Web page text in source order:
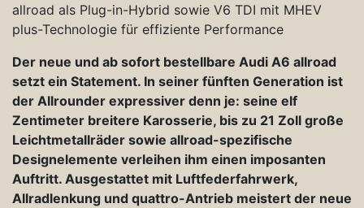
allroad als Plug-in-Hybrid sowie V6 TDI mit MHEV
plus-Technologie für effiziente Performance
Der neue und ab sofort bestellbare Audi A6 allroad
setzt ein Statement. In seiner fünften Generation ist
der Allrounder expressiver denn je: seine elf
Zentimeter breitere Karosserie, bis zu 21 Zoll große
Leichtmetallräder sowie allroad-spezifische
Designelemente verleihen ihm einen imposanten
Auftritt. Ausgestattet mit Luftfederfahrwerk,
Allradlenkung und quattro-Antrieb meistert der neue